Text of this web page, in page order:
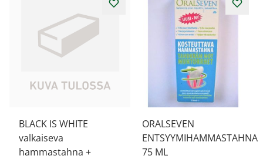
BLACK IS WHITE
valkaiseva
hammastahna +
ORALSEVEN
ENTSYYMIHAMMASTAHNA
75 ML